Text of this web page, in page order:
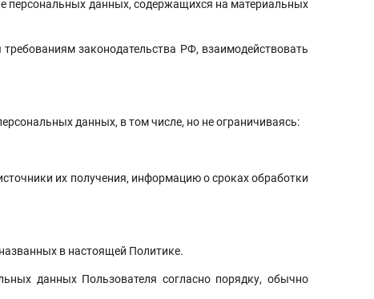
персональных данных, содержащихся на материальных
законодательства РФ, взаимодействовать
данных, в том числе, но не ограничиваясь:
их получения, информацию о сроках обработки
в настоящей Политике.
данных Пользователя согласно порядку, обычно